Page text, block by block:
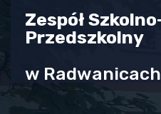
Zespół
Przedszkolny
w Radwanicach